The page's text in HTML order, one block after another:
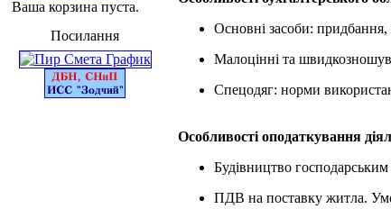
Ваша корзина пуста.
Посилання
Основні засоби: придбання,
Малоцінні та
Спецодяг: норми
Особливості оподаткування
Будівництво
ПДВ на поставку житла.